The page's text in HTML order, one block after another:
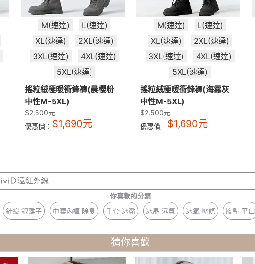
M(速達)
L(速達)
XL(速達)
2XL(速達)
3XL(速達)
4XL(速達)
5XL(速達)
搖粒絨極暖衝鋒褲(晨櫻粉
中性M-5XL)
$2,500元
優惠價： $1,690元
M(速達)
L(速達)
XL(速達)
2XL(速達)
3XL(速達)
4XL(速達)
5XL(速達)
搖粒絨極暖衝鋒褲(海霧灰
中性M-5XL)
$2,500元
優惠價： $1,690元
遠紅外線
你喜歡的分類
針織 銀離子
中腰內褲 除臭 手套 冰霸 冰晶 濕氣 冰氧 壓條 胸墊 平口
猜你喜歡